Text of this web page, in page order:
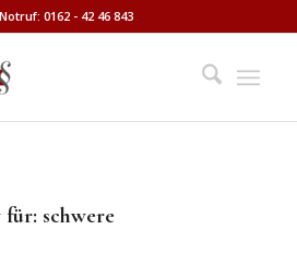
0162 - 42 46 843
für: schwere